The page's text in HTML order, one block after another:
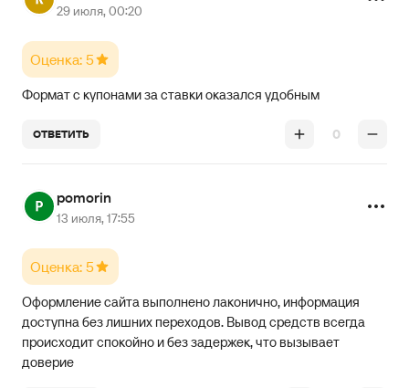
29 июля, 00:20
Оценка: 5
Формат с купонами за ставки оказался удобным
ОТВЕТИТЬ 0
pomorin
13 июля, 17:55
Оценка: 5
Оформление сайта выполнено лаконично, информация
доступна без лишних переходов. Вывод средств всегда
происходит спокойно и без задержек, что вызывает
доверие